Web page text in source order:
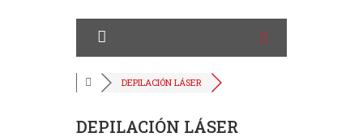
DEPILACIÓN LÁSER
DEPILACIÓN LÁSER